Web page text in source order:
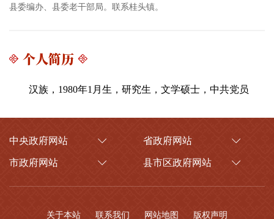
县委编办、县委老干部局。联系桂头镇。
个人简历
汉族，1980年1月生，研究生，文学硕士，中共党员
中央政府网站 省政府网站
市政府网站 县市区政府网站
关于本站 联系我们 网站地图 版权声明